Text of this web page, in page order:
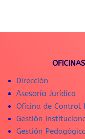
OFICINAS
Dirección
Asesoría Jurídica
Oficina de Control
Gestión
Gestión